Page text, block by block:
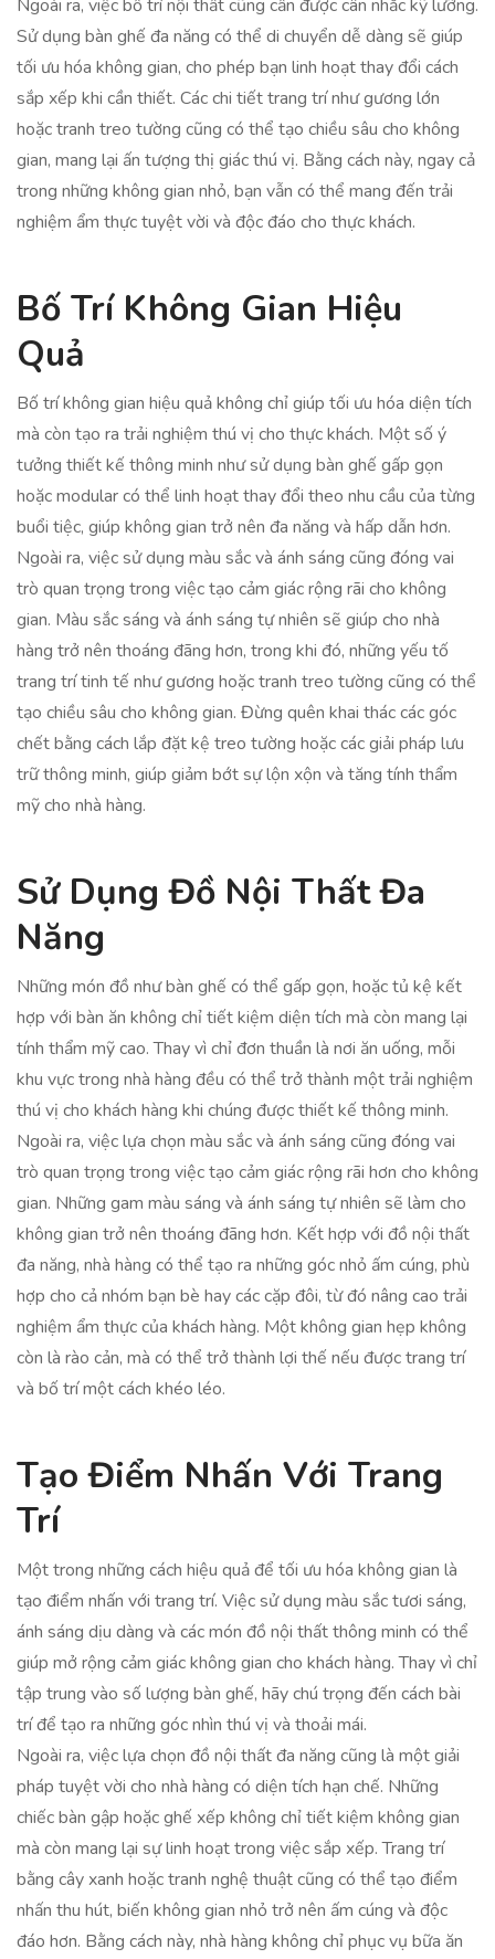
Ngoài ra, việc bố trí nội thất cũng cần được cân nhắc kỹ lưỡng.
Sử dụng bàn ghế đa năng có thể di chuyển dễ dàng sẽ giúp
tối ưu hóa không gian, cho phép bạn linh hoạt thay đổi cách
sắp xếp khi cần thiết. Các chi tiết trang trí như gương lớn
hoặc tranh treo tường cũng có thể tạo chiều sâu cho không
gian, mang lại ấn tượng thị giác thú vị. Bằng cách này, ngay cả
trong những không gian nhỏ, bạn vẫn có thể mang đến trải
nghiệm ẩm thực tuyệt vời và độc đáo cho thực khách.
Bố Trí Không Gian Hiệu
Quả
Bố trí không gian hiệu quả không chỉ giúp tối ưu hóa diện tích
mà còn tạo ra trải nghiệm thú vị cho thực khách. Một số ý
tưởng thiết kế thông minh như sử dụng bàn ghế gấp gọn
hoặc modular có thể linh hoạt thay đổi theo nhu cầu của từng
buổi tiệc, giúp không gian trở nên đa năng và hấp dẫn hơn.
Ngoài ra, việc sử dụng màu sắc và ánh sáng cũng đóng vai
trò quan trọng trong việc tạo cảm giác rộng rãi cho không
gian. Màu sắc sáng và ánh sáng tự nhiên sẽ giúp cho nhà
hàng trở nên thoáng đãng hơn, trong khi đó, những yếu tố
trang trí tinh tế như gương hoặc tranh treo tường cũng có thể
tạo chiều sâu cho không gian. Đừng quên khai thác các góc
chết bằng cách lắp đặt kệ treo tường hoặc các giải pháp lưu
trữ thông minh, giúp giảm bớt sự lộn xộn và tăng tính thẩm
mỹ cho nhà hàng.
Sử Dụng Đồ Nội Thất Đa
Năng
Những món đồ như bàn ghế có thể gấp gọn, hoặc tủ kệ kết
hợp với bàn ăn không chỉ tiết kiệm diện tích mà còn mang lại
tính thẩm mỹ cao. Thay vì chỉ đơn thuần là nơi ăn uống, mỗi
khu vực trong nhà hàng đều có thể trở thành một trải nghiệm
thú vị cho khách hàng khi chúng được thiết kế thông minh.
Ngoài ra, việc lựa chọn màu sắc và ánh sáng cũng đóng vai
trò quan trọng trong việc tạo cảm giác rộng rãi hơn cho không
gian. Những gam màu sáng và ánh sáng tự nhiên sẽ làm cho
không gian trở nên thoáng đãng hơn. Kết hợp với đồ nội thất
đa năng, nhà hàng có thể tạo ra những góc nhỏ ấm cúng, phù
hợp cho cả nhóm bạn bè hay các cặp đôi, từ đó nâng cao trải
nghiệm ẩm thực của khách hàng. Một không gian hẹp không
còn là rào cản, mà có thể trở thành lợi thế nếu được trang trí
và bố trí một cách khéo léo.
Tạo Điểm Nhấn Với Trang
Trí
Một trong những cách hiệu quả để tối ưu hóa không gian là
tạo điểm nhấn với trang trí. Việc sử dụng màu sắc tươi sáng,
ánh sáng dịu dàng và các món đồ nội thất thông minh có thể
giúp mở rộng cảm giác không gian cho khách hàng. Thay vì chỉ
tập trung vào số lượng bàn ghế, hãy chú trọng đến cách bài
trí để tạo ra những góc nhìn thú vị và thoải mái.
Ngoài ra, việc lựa chọn đồ nội thất đa năng cũng là một giải
pháp tuyệt vời cho nhà hàng có diện tích hạn chế. Những
chiếc bàn gập hoặc ghế xếp không chỉ tiết kiệm không gian
mà còn mang lại sự linh hoạt trong việc sắp xếp. Trang trí
bằng cây xanh hoặc tranh nghệ thuật cũng có thể tạo điểm
nhấn thu hút, biến không gian nhỏ trở nên ấm cúng và độc
đáo hơn. Bằng cách này, nhà hàng không chỉ phục vụ bữa ăn